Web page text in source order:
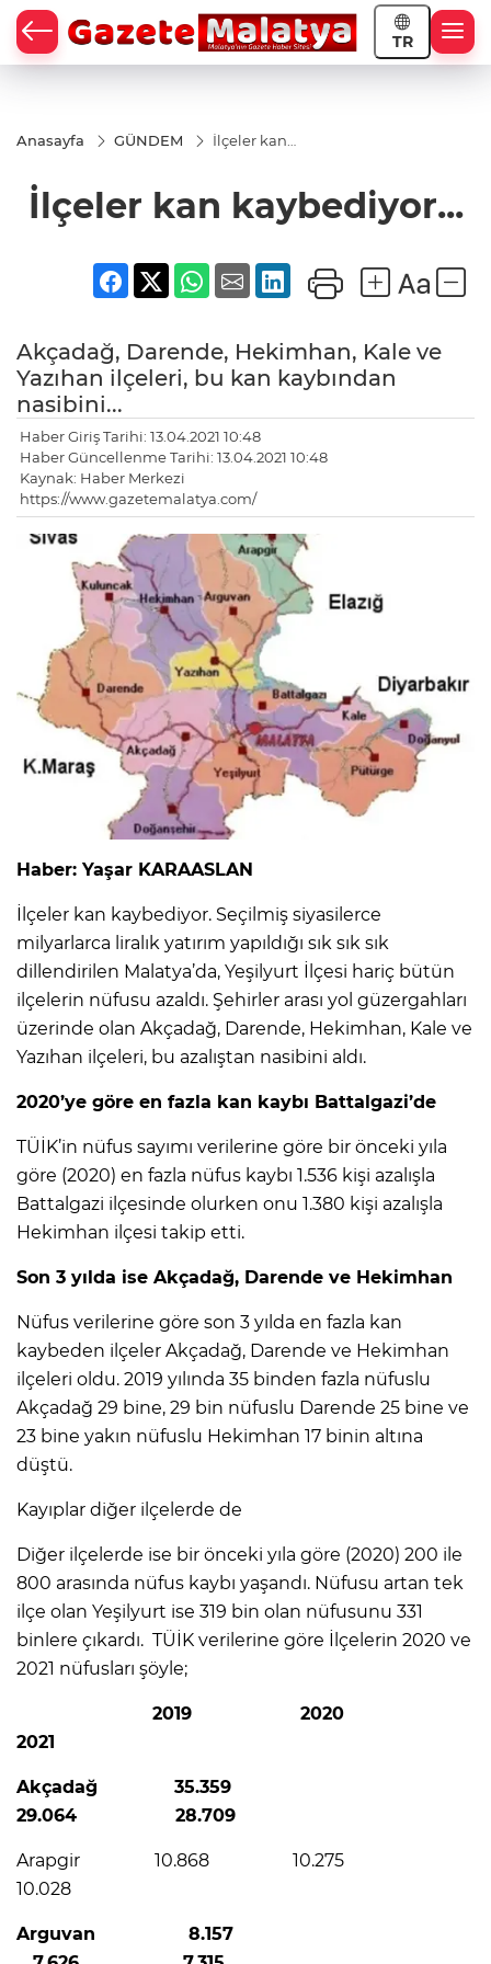
TR
Anasayfa GÜNDEM
İlçeler kan
İlçeler kan kaybediyor...
Akçadağ, Darende, Hekimhan, Kale ve
Yazıhan ilçeleri, bu kan kaybından
nasibini...
Haber Giriş Tarihi: 13.04.2021 10:48
Haber Güncellenme Tarihi: 13.04.2021 10:48
Kaynak: Haber Merkezi
https://www.gazetemalatya.com/
Haber: Yaşar KARAASLAN
İlçeler kan kaybediyor. Seçilmiş siyasilerce
milyarlarca liralık yatırım yapıldığı sık sık sık
dillendirilen Malatya’da, Yeşilyurt İlçesi hariç bütün
ilçelerin nüfusu azaldı. Şehirler arası yol güzergahları
üzerinde olan Akçadağ, Darende, Hekimhan, Kale ve
Yazıhan ilçeleri, bu azalıştan nasibini aldı.
2020’ye göre en fazla kan kaybı Battalgazi’de
TÜİK’in nüfus sayımı verilerine göre bir önceki yıla
göre (2020) en fazla nüfus kaybı 1.536 kişi azalışla
Battalgazi ilçesinde olurken onu 1.380 kişi azalışla
Hekimhan ilçesi takip etti.
Son 3 yılda ise Akçadağ, Darende ve Hekimhan
Nüfus verilerine göre son 3 yılda en fazla kan
kaybeden ilçeler Akçadağ, Darende ve Hekimhan
ilçeleri oldu. 2019 yılında 35 binden fazla nüfuslu
Akçadağ 29 bine, 29 bin nüfuslu Darende 25 bine ve
23 bine yakın nüfuslu Hekimhan 17 binin altına
düştü.
Kayıplar diğer ilçelerde de
Diğer ilçelerde ise bir önceki yıla göre (2020) 200 ile
800 arasında nüfus kaybı yaşandı. Nüfusu artan tek
ilçe olan Yeşilyurt ise 319 bin olan nüfusunu 331
binlere çıkardı. TÜİK verilerine göre İlçelerin 2020 ve
2021 nüfusları şöyle;
2019
2020
2021
Akçadağ 35.359
29.064 28.709
Arapgir 10.868 10.275
10.028
Arguvan 8.157